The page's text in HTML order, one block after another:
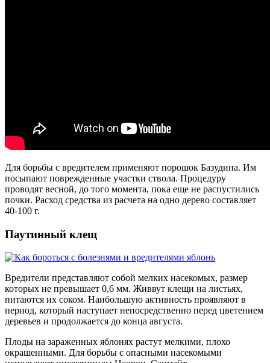
Для борьбы с вредителем применяют порошок Базудина. Им
посыпают поврежденные участки ствола. Процедуру
проводят весной, до того момента, пока еще не распустились
почки. Расход средства из расчета на одно дерево составляет
40-100 г.
Паутинный клещ
Вредители представляют собой мелких насекомых, размер
которых не превышает 0,6 мм. Живвут клещи на листьях,
питаются их соком. Наибольшую активность проявляют в
период, который наступает непосредственно перед цветением
деревьев и продолжается до конца августа.
Плоды на зараженных яблонях растут мелкими, плохо
окрашенными. Для борьбы с опасными насекомыми